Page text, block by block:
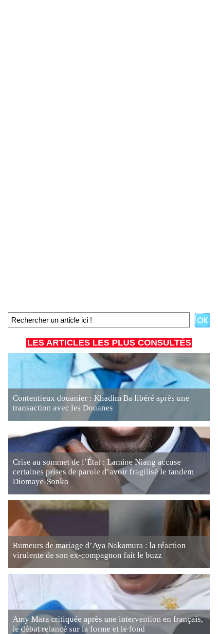
LES ARTICLES LES PLUS CONSULTÉS
Contentieux douanier : Khadim Ba libéré après une
transaction avec les Douanes
Crise au sommet de l’État : Lamine Niang accuse
certaines prises de parole d’avoir fragilisé le tandem
Diomaye-Sonko
Rumeurs de mariage d’Aya Nakamura : la réaction
virulente de son ex-compagnon fait le buzz
Amy Mara critiquée après une intervention en français,
le débat relancé sur la forme et le fond